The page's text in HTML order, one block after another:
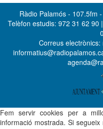
Ràdio Palamós - 107.5fm
Telèfon estudis: 972 31 62 90
Correus
Fem servir cookies per a
informació mostrada. Si